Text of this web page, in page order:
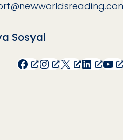
Sosyal
Facebook
Instagram
X